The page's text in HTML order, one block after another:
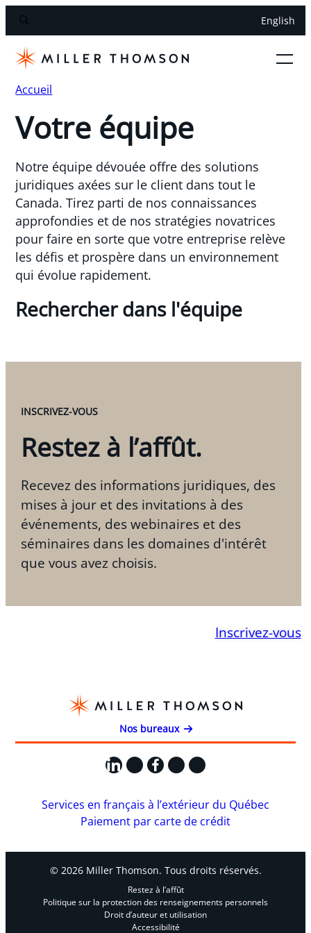
English
Accueil
Votre équipe
Notre équipe dévouée offre des solutions
juridiques axées sur le client dans tout le
Canada. Tirez parti de nos connaissances
approfondies et de nos stratégies novatrices
pour faire en sorte que votre entreprise relève
les défis et prospère dans un environnement
qui évolue rapidement.
Rechercher dans l'équipe
INSCRIVEZ-VOUS
Restez à l’affût.
Recevez des informations juridiques, des
mises à jour et des invitations à des
événements, des webinaires et des
séminaires dans les domaines d'intérêt
que vous avez choisis.
Inscrivez-vous
Nos bureaux
LinkedIn
X Facebook
Instagram
YouTube
Services en français à l’extérieur du Québec
Paiement par carte de crédit
© 2026 Miller Thomson. Tous droits réservés.
Restez à l’affût
Politique sur la protection des renseignements personnels
Droit d’auteur et utilisation
Accessibilité